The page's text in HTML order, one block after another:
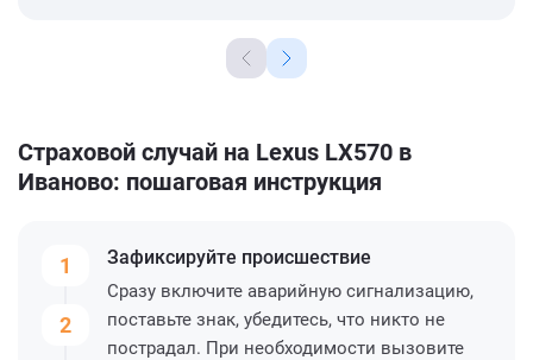
Страховой случай на Lexus LX570 в
Иваново: пошаговая инструкция
1
2
Зафиксируйте происшествие
Сразу включите аварийную сигнализацию,
поставьте знак, убедитесь, что никто не
пострадал. При необходимости вызовите